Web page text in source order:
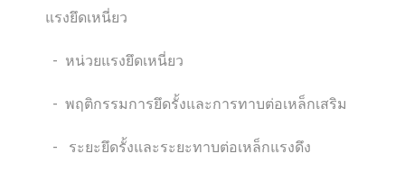
แรงยึดเหนี่ยว
- หน่วยแรงยึดเหนี่ยว
- พฤติกรรมการยึดรั้งและการทาบต่อเหล็กเสริม
- ระยะยึดรั้งและระยะทาบต่อเหล็กแรงดึง